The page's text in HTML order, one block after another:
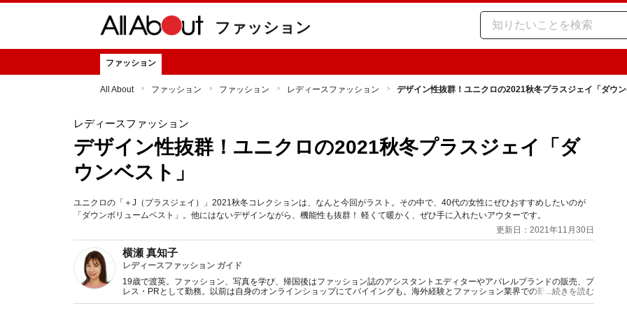
ファッション
ファッション
All About ファッション ファッション レディースファッション デザイン性抜群！ユニクロの2021秋冬プラスジェイ「ダウン
レディースファッション
デザイン性抜群！ユニクロの2021秋冬プラスジェイ「ダ
ウンベスト」
ユニクロの「＋J（プラスジェイ）」2021秋冬コレクションは、なんと今回がラスト。その中で、40代の女性にぜひおすすめしたいのが
「ダウンボリュームベスト」。他にはないデザインながら、機能性も抜群！ 軽くて暖かく、ぜひ手に入れたいアウターです。
更新日：2021年11月30日
横瀬 真知子
レディースファッション ガイド
19歳で渡英。ファッション、写真を学び、帰国後はファッション誌のアシスタントエディターやアパレルブランドの販売、プ
レス・PRとして勤務。以前は自身のオンラインショップにてバイイングも。海外経験とファッション業界での勤務経験から
得た知識をもとに、フレッシュなファッション情報をご提供します。
...続きを読む